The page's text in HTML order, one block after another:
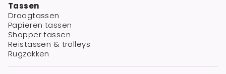
Tassen
Draagtassen
Papieren tassen
Shopper tassen
Reistassen & trolleys
Rugzakken